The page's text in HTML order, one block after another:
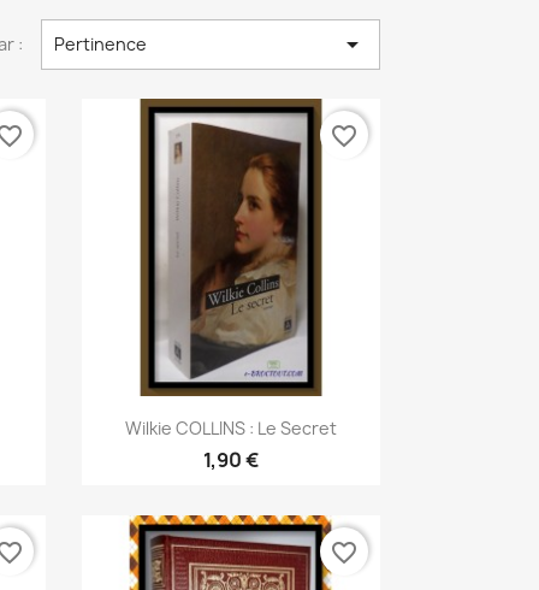
: Pertinence 
Aperçu rapide
Wilkie COLLINS : Le Secret
1,90 €
favorite_border
favorite_border